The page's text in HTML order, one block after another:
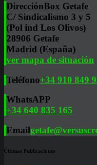
DirecciónBox Getafe
C/ Sindicalismo 3 y 5
(Pol ind Los Olivos)
28906 Getafe
Madrid (España)
ver mapa de situación
Teléfono+34 910 849
WhatsAPP
+34 640 835 165
Email
Últimas Publicaciones